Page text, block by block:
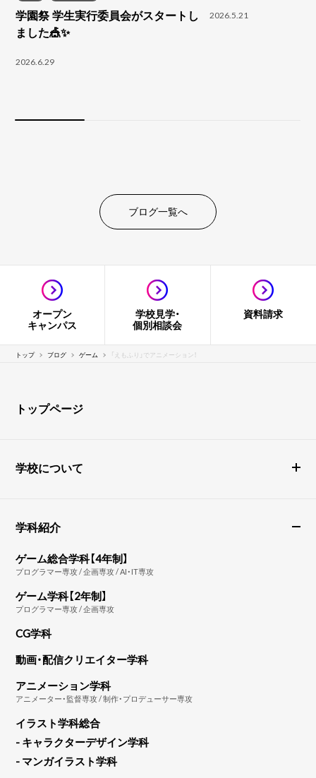
学園祭 学生実行委員会がスタートし
ました🎪✨
2026.6.29
2026.5.21
ブログ一覧へ
オープン
キャンパス
学校見学・
個別相談会
資料請求
トップ ブログ ゲーム 「えもふり」でアニメーション！
トップページ
学校について
学科紹介
ゲーム総合学科【4年制】
プログラマー専攻 / 企画専攻 / AI・IT専攻
ゲーム学科【2年制】
プログラマー専攻 / 企画専攻
CG学科
動画・配信クリエイター学科
アニメーション学科
アニメーター・監督専攻 / 制作・プロデューサー専攻
イラスト学科総合
- キャラクターデザイン学科
- マンガイラスト学科